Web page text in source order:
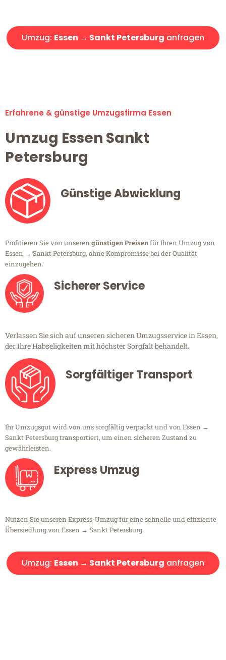
Umzug: Essen → Sankt Petersburg anfragen
Erfahrene & günstige Umzugsfirma Essen
Umzug Essen Sankt
Petersburg
Günstige Abwicklung
Profitieren Sie von unseren günstigen Preisenfür Ihren Umzug von
Essen → Sankt Petersburg, ohne Kompromisse bei der Qualität
einzugehen.
Sicherer Service
Verlassen Sie sich auf unseren sicheren Umzugsservice in Essen,
der Ihre Habseligkeiten mit höchster Sorgfalt behandelt.
Sorgfältiger Transport
Ihr Umzugsgut wird von uns sorgfältig verpackt und von Essen →
Sankt Petersburg transportiert, um einen sicheren Zustand zu
gewährleisten.
Express Umzug
Nutzen Sie unseren Express-Umzug für eine schnelle und effiziente
Übersiedlung von Essen → Sankt Petersburg.
Umzug: Essen → Sankt Petersburg anfragen